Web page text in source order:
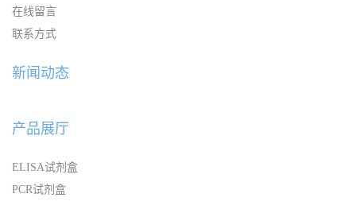
在线留言
联系方式
新闻动态
产品展厅
ELISA试剂盒
PCR试剂盒